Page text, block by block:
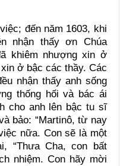
đến năm 1603, khi
nhận thấy ơn Chúa
khiêm nhượng xin ở
ở bậc các thầy. Các
nhận thấy anh sống
thống hối và bác ái
cho anh lên bậc tu sĩ
bảo: “Martinô, từ nay
nữa. Con sẽ là một
“Thưa Cha, con bất
nhiệm. Con hãy mời